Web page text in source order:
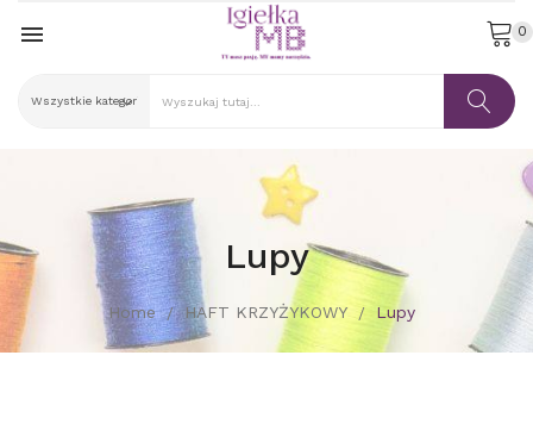
 0
Lupy
Home HAFT KRZYŻYKOWY Lupy